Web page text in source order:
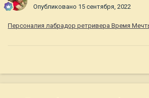
Опубликовано 15 сентября, 2022
Персоналия лабрадор ретривера Время